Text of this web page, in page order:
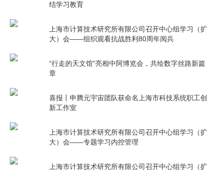
结学习教育
上海市计算技术研究所有限公司召开中心组学习（扩
大）会——组织观看抗战胜利80周年阅兵
“行走的天文馆”亮相中阿博览会，共绘数字丝路新篇
章
喜报丨申腾元宇宙团队获命名上海市科技系统职工创
新工作室
上海市计算技术研究所有限公司召开中心组学习（扩
大）会——专题学习内控管理
上海市计算技术研究所有限公司召开中心组学习（扩